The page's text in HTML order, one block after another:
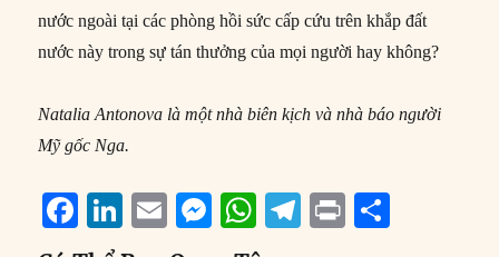
nước ngoài tại các phòng hồi sức cấp cứu trên khắp đất
nước này trong sự tán thưởng của mọi người hay không?
Natalia Antonova là một nhà biên kịch và nhà báo người
Mỹ gốc Nga.
F
a
Li
n
E
m
M W
h
T
P